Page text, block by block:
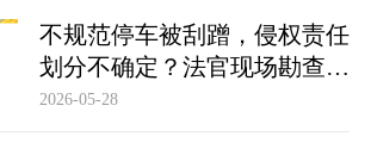
不规范停车被刮蹭，侵权责任
划分不确定？法官现场勘查定
争纷
2026-05-28